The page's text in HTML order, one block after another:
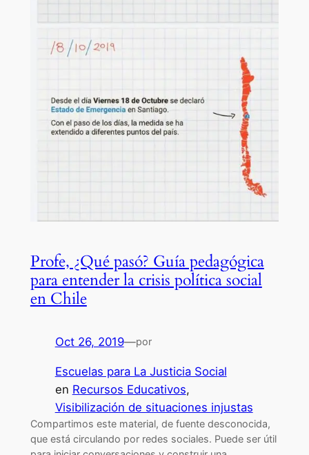
Profe, ¿Qué pasó? Guía pedagógica
para entender la crisis política social
en Chile
Oct 26, 2019—por
Escuelas para La Justicia Social
en Recursos Educativos
Visibilización de situaciones injustas
Compartimos este material, de fuente desconocida,
que está circulando por redes sociales. Puede ser útil